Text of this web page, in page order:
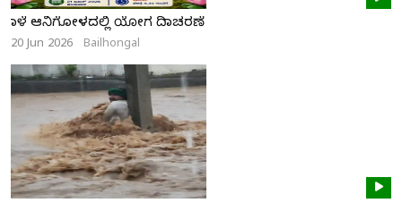
ನಾಳೆ ಆನಿಗೋಳದಲ್ಲಿ ಯೋಗ ದಿನಾಚರಣೆ
20 Jun 2026 Bailhongal